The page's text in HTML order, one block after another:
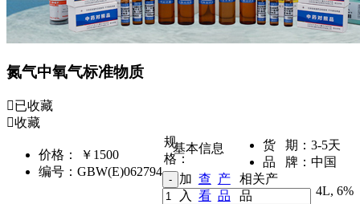
氮气中氧气标准物质
已收藏
收藏
价格：
￥1500
编号： GBW(E)062794
货 期： 3-5天
品 牌： 中国
规
格：
4L, 6%
加
入
查
看
产
品
基本信息
相关产
品